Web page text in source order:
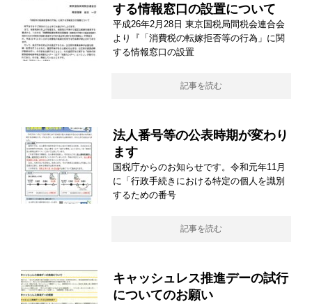
する情報窓口の設置について
平成26年2月28日 東京国税局間税会連合会
より『「消費税の転嫁拒否等の行為」に関
する情報窓口の設置
記事を読む
法人番号等の公表時期が変わり
ます
国税庁からのお知らせです。令和元年11月
に「行政手続きにおける特定の個人を識別
するための番号
記事を読む
キャッシュレス推進デーの試行
についてのお願い